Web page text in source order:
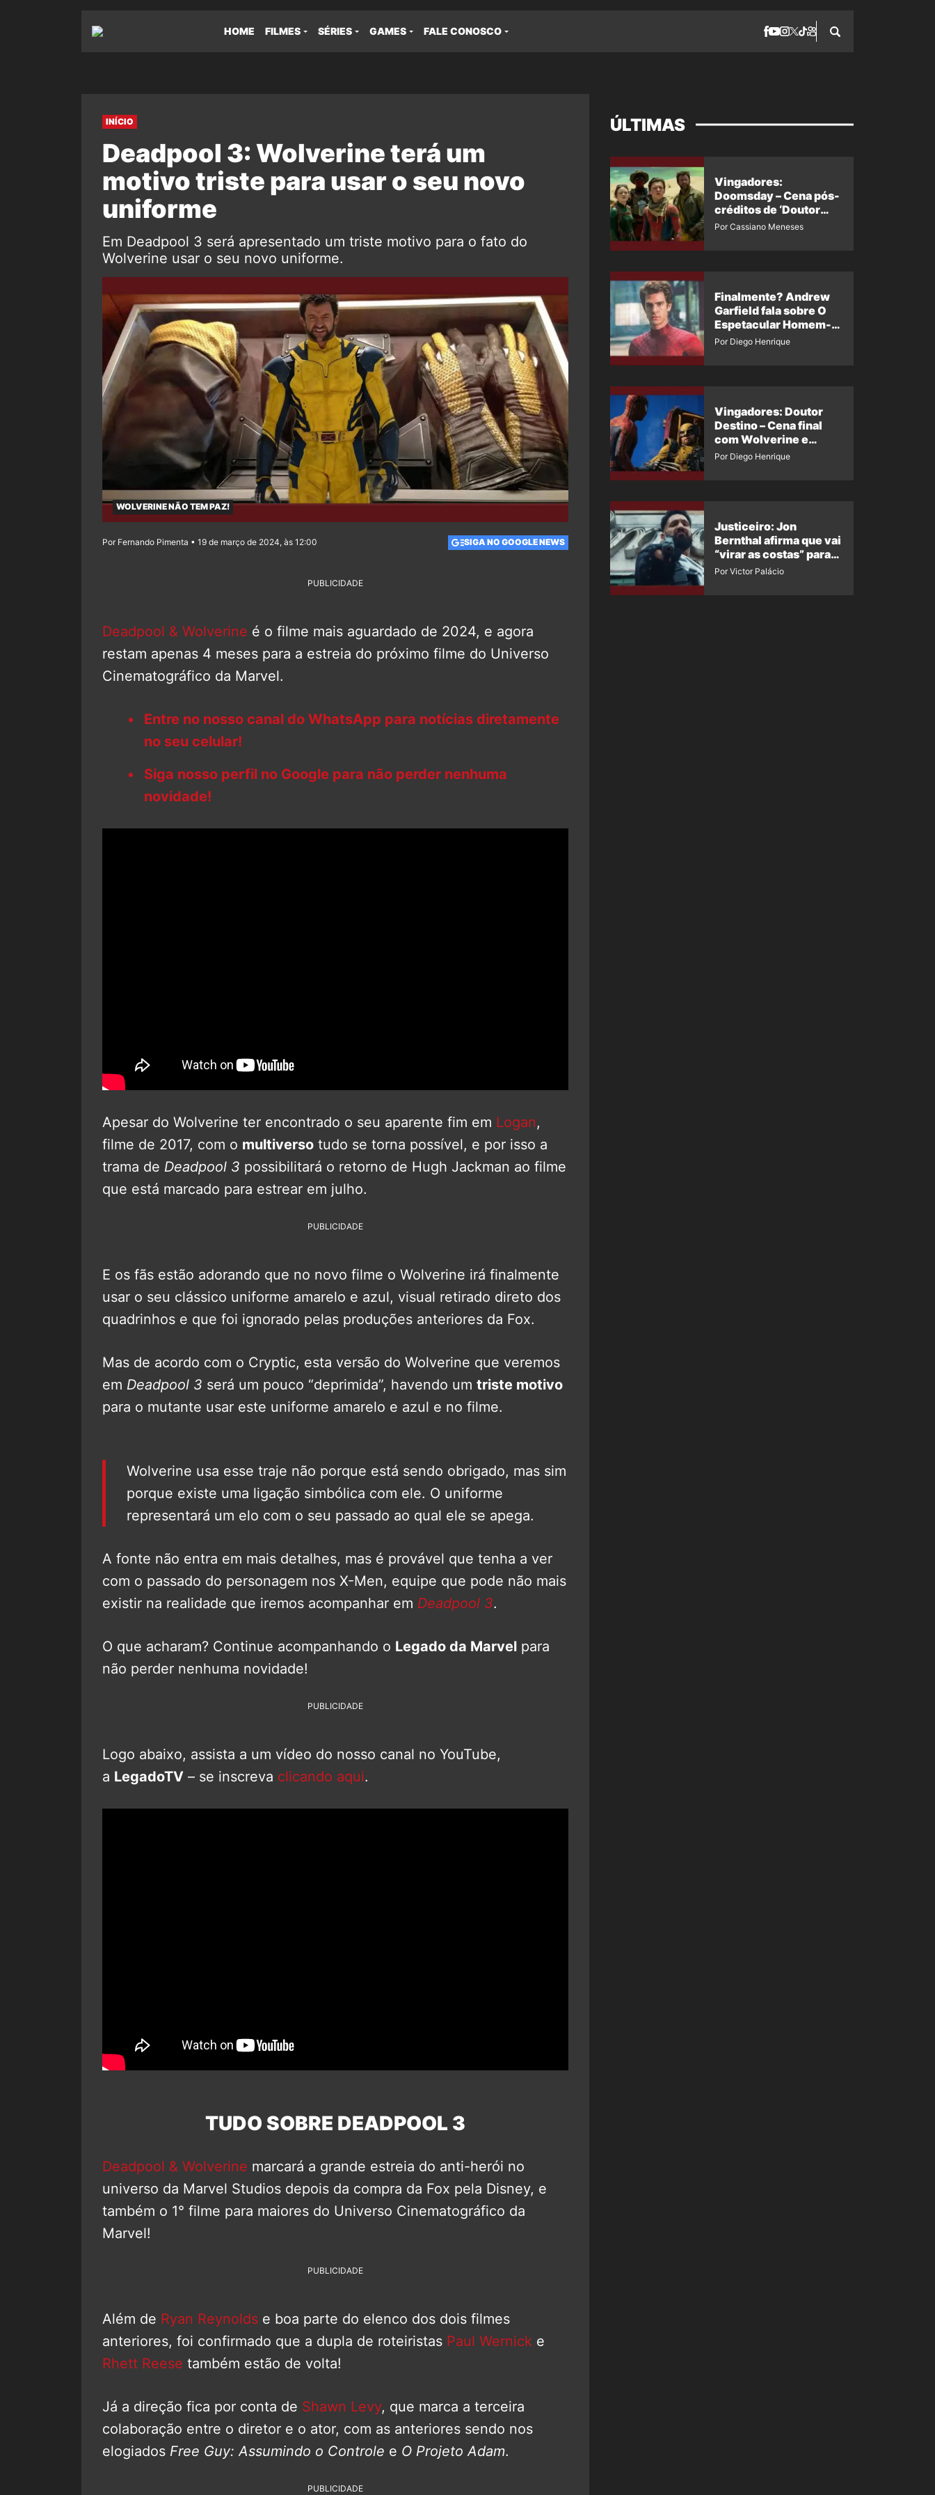
HOME FILMES SÉRIES GAMES FALE CONOSCO
INÍCIO
Deadpool 3: Wolverine terá um
motivo triste para usar o seu novo
uniforme
Em Deadpool 3 será apresentado um triste motivo para o fato do
Wolverine usar o seu novo uniforme.
WOLVERINE NÃO TEM PAZ!
Por Fernando Pimenta • 19 de março de 2024, às 12:00 SIGA NO GOOGLE NEWS
PUBLICIDADE
Deadpool & Wolverine é o filme mais aguardado de 2024, e agora
restam apenas 4 meses para a estreia do próximo filme do Universo
Cinematográfico da Marvel.
Entre no nosso canal do WhatsApp para notícias diretamente
no seu celular!
Siga nosso perfil no Google para não perder nenhuma
novidade!
Apesar do Wolverine ter encontrado o seu aparente fim em Logan,
filme de 2017, com o multiverso tudo se torna possível, e por isso a
trama de Deadpool 3 possibilitará o retorno de Hugh Jackman ao filme
que está marcado para estrear em julho.
PUBLICIDADE
E os fãs estão adorando que no novo filme o Wolverine irá finalmente
usar o seu clássico uniforme amarelo e azul, visual retirado direto dos
quadrinhos e que foi ignorado pelas produções anteriores da Fox.
Mas de acordo com o Cryptic, esta versão do Wolverine que veremos
em Deadpool 3 será um pouco “deprimida”, havendo um triste motivo
para o mutante usar este uniforme amarelo e azul e no filme.
Wolverine usa esse traje não porque está sendo obrigado, mas sim
porque existe uma ligação simbólica com ele. O uniforme
representará um elo com o seu passado ao qual ele se apega.
A fonte não entra em mais detalhes, mas é provável que tenha a ver
com o passado do personagem nos X-Men, equipe que pode não mais
existir na realidade que iremos acompanhar em Deadpool 3.
O que acharam? Continue acompanhando o Legado da Marvel para
não perder nenhuma novidade!
PUBLICIDADE
Logo abaixo, assista a um vídeo do nosso canal no YouTube,
a LegadoTV – se inscreva clicando aqui.
TUDO SOBRE DEADPOOL 3
Deadpool & Wolverine marcará a grande estreia do anti-herói no
universo da Marvel Studios depois da compra da Fox pela Disney, e
também o 1° filme para maiores do Universo Cinematográfico da
Marvel!
PUBLICIDADE
Além de Ryan Reynolds e boa parte do elenco dos dois filmes
anteriores, foi confirmado que a dupla de roteiristas Paul Wernick e
Rhett Reese também estão de volta!
Já a direção fica por conta de Shawn Levy, que marca a terceira
colaboração entre o diretor e o ator, com as anteriores sendo nos
elogiados Free Guy: Assumindo o Controle e O Projeto Adam.
PUBLICIDADE
ÚLTIMAS
Vingadores:
Doomsday – Cena pós-
créditos de ‘Doutor
Destino’ é revelada
Por Cassiano Meneses
Finalmente? Andrew
Garfield fala sobre O
Espetacular Homem-
Aranha 3
Por Diego Henrique
Vingadores: Doutor
Destino – Cena final
com Wolverine e
Homem-Aranha de
Por Diego Henrique
Justiceiro: Jon
Bernthal afirma que vai
“virar as costas” para
os fãs
Por Victor Palácio